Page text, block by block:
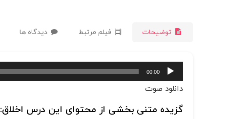
توضیحات فیلم مرتبط دیدگاه ها
پخش‌کننده
صوت
00:00
دانلود صوت
گزیده متنی بخشی از محتوای این درس اخلاق: